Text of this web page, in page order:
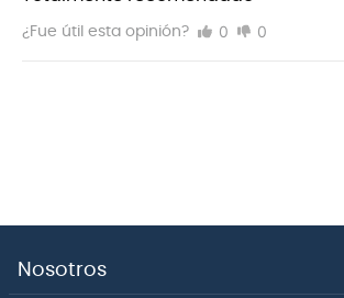
(XLR) y no balanceadas (1/4") a
¿Fue útil esta opinión? 0 0
Nosotros